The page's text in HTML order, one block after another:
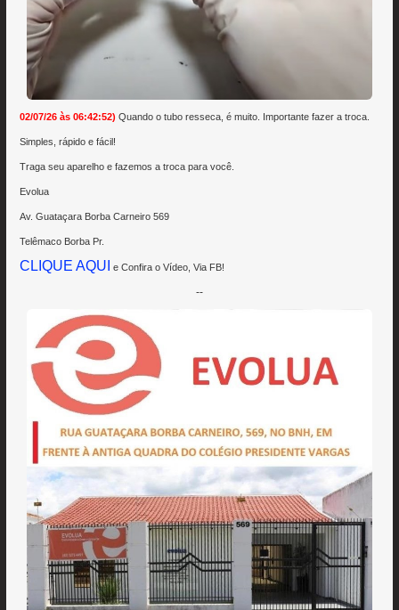
02/07/26 às 06:42:52) Quando o tubo resseca, é muito. Importante fazer a troca.
Simples, rápido e fácil!
Traga seu aparelho e fazemos a troca para você.
Evolua
Av. Guataçara Borba Carneiro 569
Telêmaco Borba Pr.
CLIQUE AQUI e Confira o Vídeo, Via FB!
--